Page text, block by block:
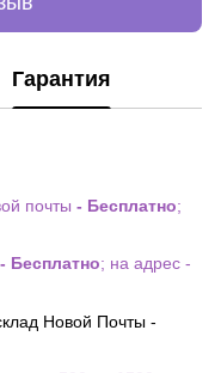
Гарантия
почты - Бесплатно;
- Бесплатно; на адрес -
Новой Почты -